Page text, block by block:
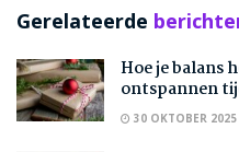
Gerelateerde
Hoe je balans
ontspannen
30 OKTOBER 2025